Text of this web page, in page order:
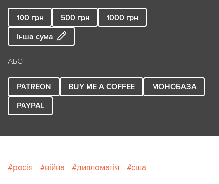
100 грн 500 грн 1000 грн
Інша сума
АБО
PATREON BUY ME A COFFEE
МОНОБАЗА
PAYPAL
росія війна дипломатія сша